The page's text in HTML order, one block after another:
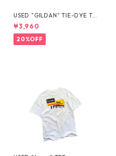
USED "GILDAN" TIE-DYE TE
E
¥3,960
20%OFF